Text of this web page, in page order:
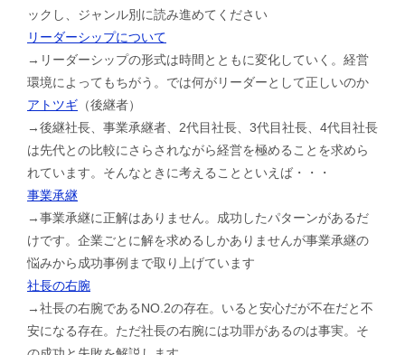
ックし、ジャンル別に読み進めてください
リーダーシップについて
→リーダーシップの形式は時間とともに変化していく。経営
環境によってもちがう。では何がリーダーとして正しいのか
アトツギ （後継者）
→後継社長、事業承継者、2代目社長、3代目社長、4代目社長
は先代との比較にさらされながら経営を極めることを求めら
れています。そんなときに考えることといえば・・・
事業承継
→事業承継に正解はありません。成功したパターンがあるだ
けです。企業ごとに解を求めるしかありませんが事業承継の
悩みから成功事例まで取り上げています
社長の右腕
→社長の右腕であるNO.2の存在。いると安心だが不在だと不
安になる存在。ただ社長の右腕には功罪があるのは事実。そ